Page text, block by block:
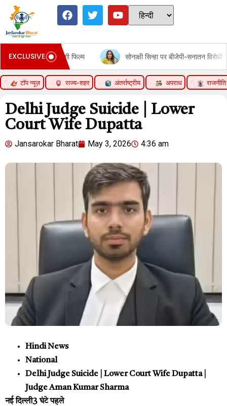
EXCLUSIVE
चलेगी फिल्म सोनाक्षी सिन्हा पर बीजेपी-सनातन विरोधी एजेंडा चलाने
टॉप न्यूज़ राज्य-शहर अंतर्राष्ट्रीय अपराध राजनीति
Delhi Judge Suicide | Lower
Court Wife Dupatta
Jansarokar Bharat May 3, 2026 4:36 am
Hindi News
National
Delhi Judge Suicide | Lower Court Wife Dupatta |
Judge Aman Kumar Sharma
नई दिल्ली3 घंटे पहले